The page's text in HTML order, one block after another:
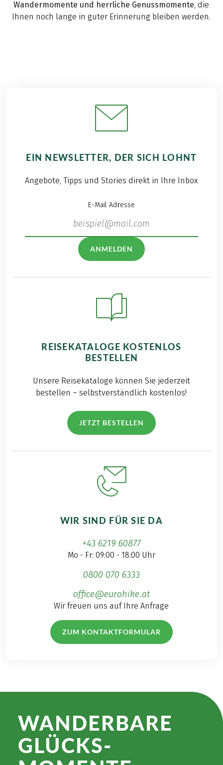
Wandermomente und herrliche Genussmomente, die
Ihnen noch lange in guter Erinnerung bleiben werden.
EIN NEWSLETTER, DER SICH LOHNT
Angebote, Tipps und Stories direkt in Ihre Inbox
E-Mail Adresse
ANMELDEN
REISEKATALOGE KOSTENLOS
BESTELLEN
Unsere Reisekataloge können Sie jederzeit
bestellen – selbstverständlich kostenlos!
JETZT BESTELLEN
WIR SIND FÜR SIE DA
+43 6219 60877
Mo - Fr: 09:00 - 18:00 Uhr
0800 070 6333
office@eurohike.at
Wir freuen uns auf Ihre Anfrage
ZUM KONTAKTFORMULAR
WANDER­BARE
GLÜCKS­